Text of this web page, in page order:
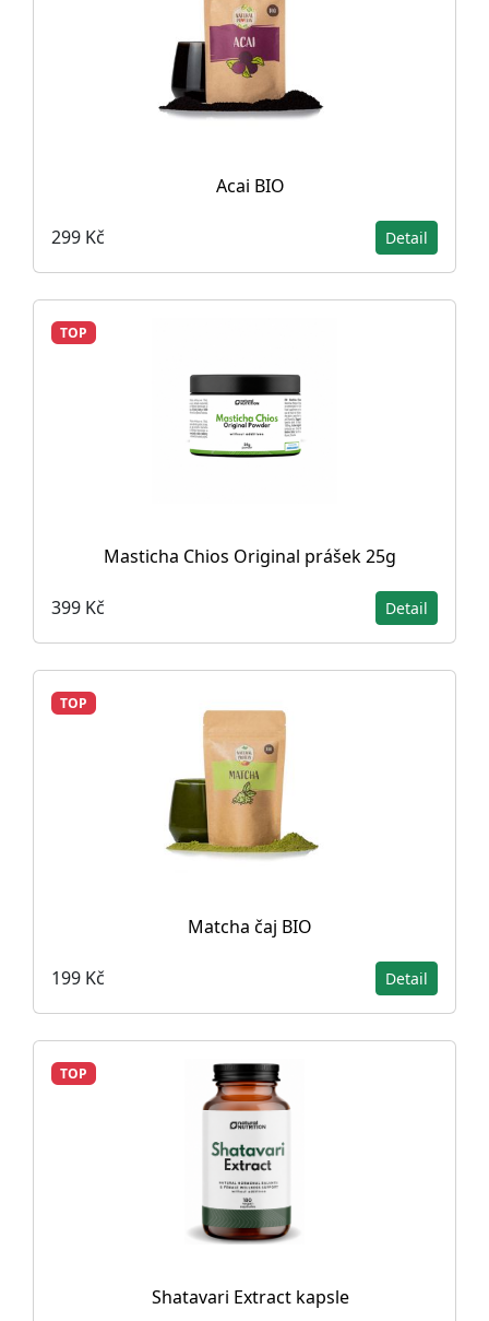
Acai BIO
299 Kč Detail
TOP
Masticha Chios Original prášek 25g
399 Kč Detail
TOP
Matcha čaj BIO
199 Kč Detail
TOP
Shatavari Extract kapsle